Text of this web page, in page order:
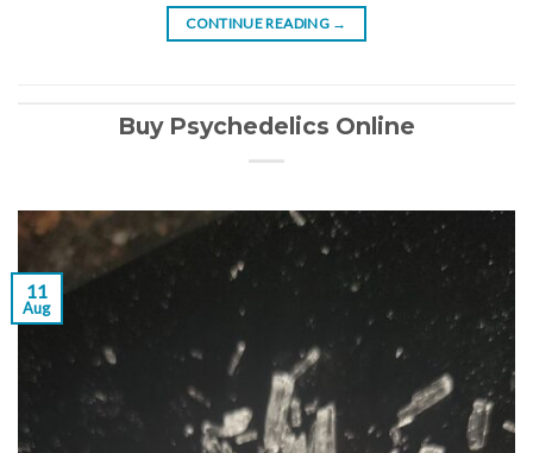
CONTINUE READING →
Buy Psychedelics Online
11
Aug